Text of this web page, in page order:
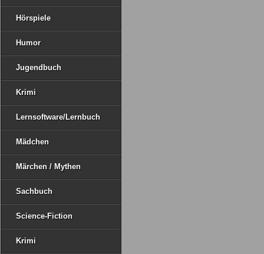
Hörspiele
Humor
Jugendbuch
Krimi
Lernsoftware/Lernbuch
Mädchen
Märchen / Mythen
Sachbuch
Science-Fiction
Krimi